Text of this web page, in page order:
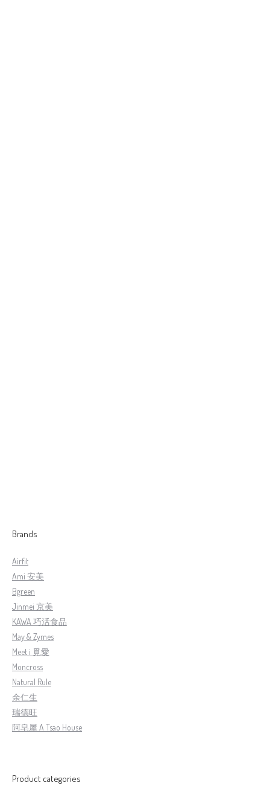
Brands
Airfit
Ami 安美
Bgreen
Jinmei 京美
KAWA 巧活食品
May & Zymes
Meet i 覓愛
Moncross
Natural Rule
余仁生
瑞德旺
阿皂屋 A Tsao House
Product categories